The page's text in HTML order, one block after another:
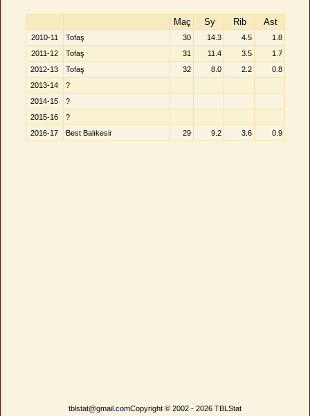
Maç Sy Rib Ast
2010-11 Tofaş 30 14.3 4.5
1.8
2011-12
Tofaş 31 11.4 3.5
1.7
2012-13
Tofaş 32 8.0 2.2
0.8
2013-14
?
2014-15
?
2015-16
?
2016-17
Best Balıkesir 29 9.2 3.6 0.9
tblstat@gmail.comCopyright © 2002 - 2026 TBLStat